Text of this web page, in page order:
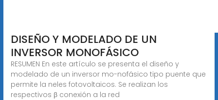
DISEÑO Y MODELADO DE UN
INVERSOR MONOFÁSICO
RESUMEN En este artículo se presenta el diseño y
modelado de un inversor mo-nofásico tipo puente que
permite la neles fotovoltaicos. Se realizan los
respectivos β conexión a la red